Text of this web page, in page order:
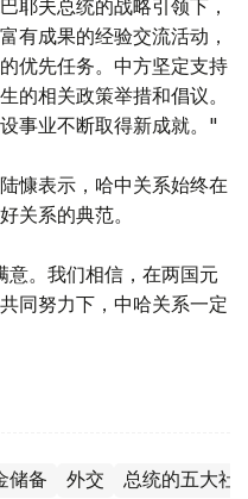
耶夫总统的战略引领下，
有成果的经验交流活动，
优先任务。中方坚定支持
的相关政策举措和倡议。
事业不断取得新成就。"
慷表示，哈中关系始终在
关系的典范。
。我们相信，在两国元
同努力下，中哈关系一定
储备 外交 总统的五大社